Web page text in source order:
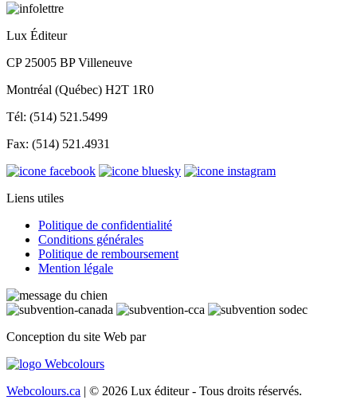
Lux Éditeur
CP 25005 BP Villeneuve
Montréal (Québec) H2T 1R0
Tél: (514) 521.5499
Fax: (514) 521.4931
Liens utiles
Politique de confidentialité
Conditions générales
Politique de remboursement
Mention légale
Conception du site Web par
Webcolours.ca | © 2026 Lux éditeur - Tous droits réservés.